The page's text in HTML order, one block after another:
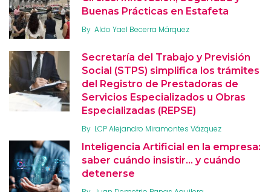
Buenas Prácticas en Estafeta
By Aldo Yael Becerra Márquez
Secretaría del Trabajo y Previsión
Social (STPS) simplifica los trámites
del Registro de Prestadoras de
Servicios Especializados u Obras
Especializadas (REPSE)
By LCP Alejandro Miramontes Vázquez
Inteligencia Artificial en la empresa:
saber cuándo insistir… y cuándo
detenerse